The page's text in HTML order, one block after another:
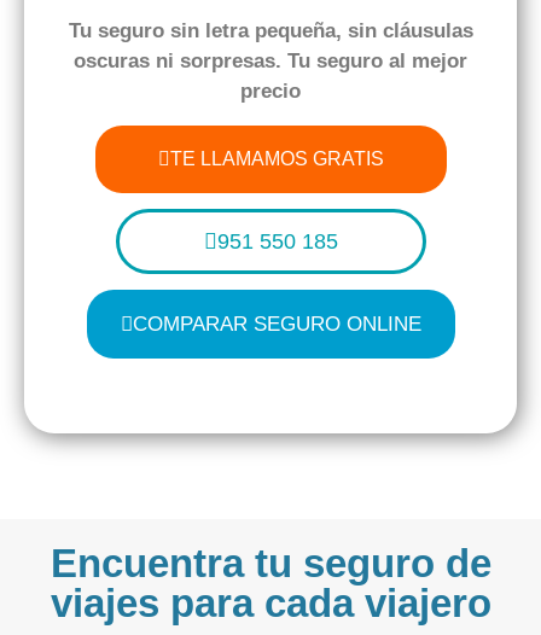
Tu seguro sin letra pequeña, sin cláusulas
oscuras ni sorpresas. Tu seguro al mejor
precio
TE LLAMAMOS GRATIS
951 550 185
COMPARAR SEGURO ONLINE
Encuentra tu seguro de
viajes para cada viajero